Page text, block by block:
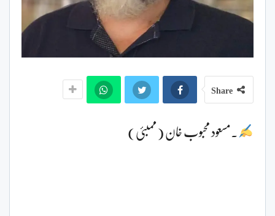
Share
۔مسعود محبوب خان (ممبئی)